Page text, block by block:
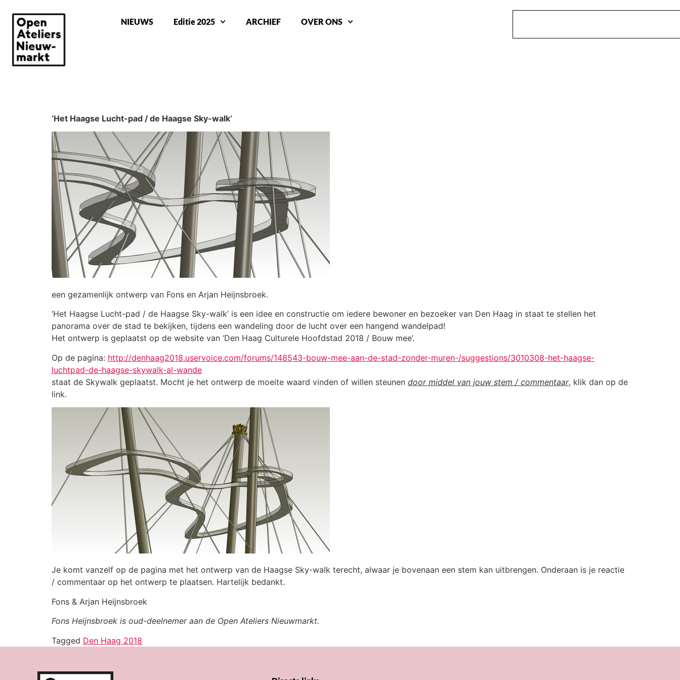
NIEUWS Editie 2025 ARCHIEF OVER ONS
‘Het Haagse Lucht-pad / de Haagse Sky-walk’
een gezamenlijk ontwerp van Fons en Arjan Heijnsbroek.
‘Het Haagse Lucht-pad / de Haagse Sky-walk’ is een idee en constructie om iedere bewoner en bezoeker van Den Haag in staat te stellen het
panorama over de stad te bekijken, tijdens een wandeling door de lucht over een hangend wandelpad!
Het ontwerp is geplaatst op de website van ‘Den Haag Culturele Hoofdstad 2018 / Bouw mee’.
Op de pagina: http://denhaag2018.uservoice.com/forums/148543-bouw-mee-aan-de-stad-zonder-muren-/suggestions/3010308-het-haagse-
luchtpad-de-haagse-skywalk-al-wande
staat de Skywalk geplaatst. Mocht je het ontwerp de moeite waard vinden of willen steunen door middel van jouw stem / commentaar, klik dan op de
link.
Je komt vanzelf op de pagina met het ontwerp van de Haagse Sky-walk terecht, alwaar je bovenaan een stem kan uitbrengen. Onderaan is je reactie
/ commentaar op het ontwerp te plaatsen. Hartelijk bedankt.
Fons & Arjan Heijnsbroek
Fons Heijnsbroek is oud-deelnemer aan de Open Ateliers Nieuwmarkt.
Tagged Den Haag 2018